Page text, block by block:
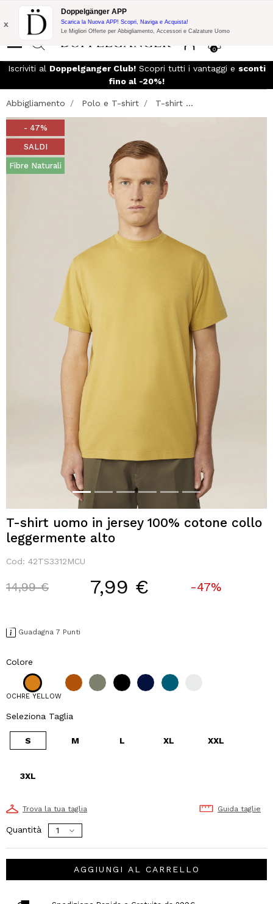
Promo Flash:
10% di Extra Sconto su 300€ di Acquisto con codice:
DOPPEL300
0
x
Doppelgänger APP
Scarica la Nuova APP! Scopri, Naviga e Acquista!
Le Migliori Offerte per Abbigliamento, Accessori e Calzature Uomo
Iscriviti al Doppelganger Club!Scopri tutti i vantaggi e sconti
fino al -20%!
Abbigliamento Polo e T-shirt T-shirt ...
- 47%
SALDI
Fibre Naturali
T-shirt uomo in jersey 100% cotone collo
leggermente alto
Cod: 42TS3312MCU
Price reduced from
14,99 €to 7,99 € -47%
Guadagna 7 Punti
Colore
OCHRE YELLOW
Seleziona Taglia
S M L XL XXL
3XL
Trova la tua taglia Guida taglie
Quantità
AGGIUNGI AL CARRELLO